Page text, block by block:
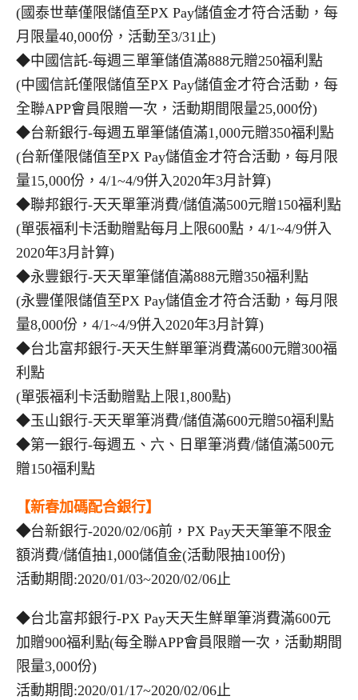
(國泰世華僅限儲值至PX Pay儲值金才符合活動，每
月限量40,000份，活動至3/31止)
◆中國信託-每週三單筆儲值滿888元贈250福利點
(中國信託僅限儲值至PX Pay儲值金才符合活動，每
全聯APP會員限贈一次，活動期間限量25,000份)
◆台新銀行-每週五單筆儲值滿1,000元贈350福利點
(台新僅限儲值至PX Pay儲值金才符合活動，每月限
量15,000份，4/1~4/9併入2020年3月計算)
◆聯邦銀行-天天單筆消費/儲值滿500元贈150福利點
(單張福利卡活動贈點每月上限600點，4/1~4/9併入
2020年3月計算)
◆永豐銀行-天天單筆儲值滿888元贈350福利點
(永豐僅限儲值至PX Pay儲值金才符合活動，每月限
量8,000份，4/1~4/9併入2020年3月計算)
◆台北富邦銀行-天天生鮮單筆消費滿600元贈300福
利點
(單張福利卡活動贈點上限1,800點)
◆玉山銀行-天天單筆消費/儲值滿600元贈50福利點
◆第一銀行-每週五、六、日單筆消費/儲值滿500元
贈150福利點
【新春加碼配合銀行】
◆台新銀行-2020/02/06前，PX Pay天天筆筆不限金
額消費/儲值抽1,000儲值金(活動限抽100份)
活動期間:2020/01/03~2020/02/06止
◆台北富邦銀行-PX Pay天天生鮮單筆消費滿600元
加贈900福利點(每全聯APP會員限贈一次，活動期間
限量3,000份)
活動期間:2020/01/17~2020/02/06止